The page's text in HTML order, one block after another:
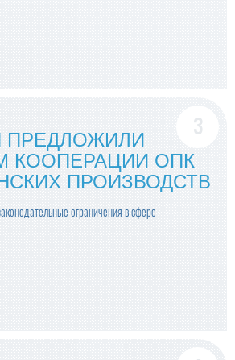
ПРЕДЛОЖИЛИ
КООПЕРАЦИИ ОПК
ПРОИЗВОДСТВ
ограничения в сфере